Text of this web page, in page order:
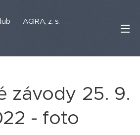
AGIRA, z. s.
závody 25. 9.
- foto